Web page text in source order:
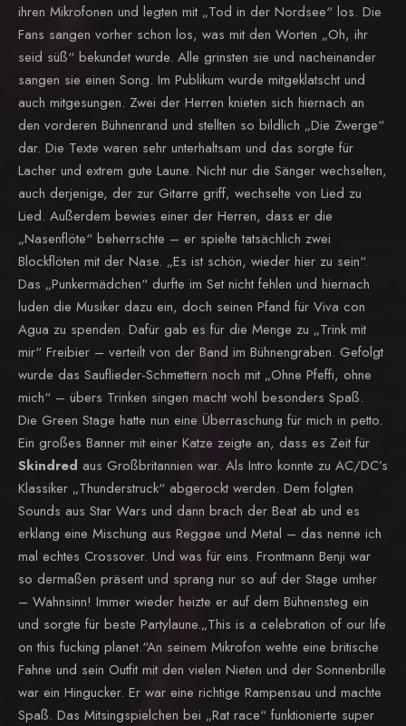
ihren Mikrofonen und legten mit „Tod in der Nordsee“ los. Die
Fans sangen vorher schon los, was mit den Worten „Oh, ihr
seid süß“ bekundet wurde. Alle grinsten sie und nacheinander
sangen sie einen Song. Im Publikum wurde mitgeklatscht und
auch mitgesungen. Zwei der Herren knieten sich hiernach an
den vorderen Bühnenrand und stellten so bildlich „Die Zwerge“
dar. Die Texte waren sehr unterhaltsam und das sorgte für
Lacher und extrem gute Laune. Nicht nur die Sänger wechselten,
auch derjenige, der zur Gitarre griff, wechselte von Lied zu
Lied. Außerdem bewies einer der Herren, dass er die
„Nasenflöte“ beherrschte – er spielte tatsächlich zwei
Blockflöten mit der Nase. „Es ist schön, wieder hier zu sein“.
Das „Punkermädchen“ durfte im Set nicht fehlen und hiernach
luden die Musiker dazu ein, doch seinen Pfand für Viva con
Agua zu spenden. Dafür gab es für die Menge zu „Trink mit
mir“ Freibier – verteilt von der Band im Bühnengraben. Gefolgt
wurde das Sauflieder-Schmettern noch mit „Ohne Pfeffi, ohne
mich“ – übers Trinken singen macht wohl besonders Spaß.
Die Green Stage hatte nun eine Überraschung für mich in petto.
Ein großes Banner mit einer Katze zeigte an, dass es Zeit für
Skindred aus Großbritannien war. Als Intro konnte zu AC/DC’s
Klassiker „Thunderstruck“ abgerockt werden. Dem folgten
Sounds aus Star Wars und dann brach der Beat ab und es
erklang eine Mischung aus Reggae und Metal – das nenne ich
mal echtes Crossover. Und was für eins. Frontmann Benji war
so dermaßen präsent und sprang nur so auf der Stage umher
– Wahnsinn! Immer wieder heizte er auf dem Bühnensteg ein
und sorgte für beste Partylaune.„This is a celebration of our life
on this fucking planet.“An seinem Mikrofon wehte eine britische
Fahne und sein Outfit mit den vielen Nieten und der Sonnenbrille
war ein Hingucker. Er war eine richtige Rampensau und machte
Spaß. Das Mitsingspielchen bei „Rat race“ funktionierte super